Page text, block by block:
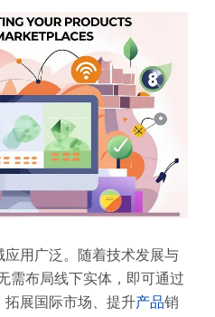
应用广泛。随着技术发展与
需布局线下实体，即可通过
拓展国际市场、提升产品销